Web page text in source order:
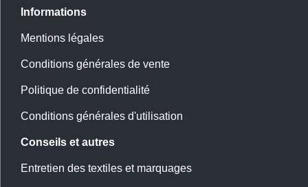
Informations
Mentions légales
Conditions générales de vente
Politique de confidentialité
Conditions générales d'utilisation
Conseils et autres
Entretien des textiles et marquages